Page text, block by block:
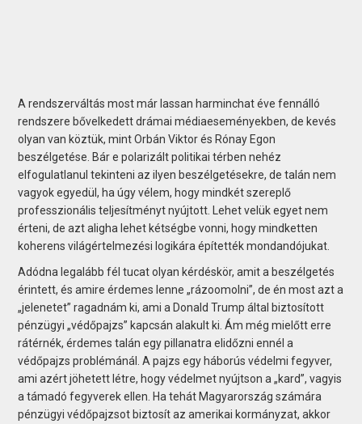
A rendszerváltás most már lassan harminchat éve fennálló
rendszere bővelkedett drámai médiaeseményekben, de kevés
olyan van köztük, mint Orbán Viktor és Rónay Egon
beszélgetése. Bár e polarizált politikai térben nehéz
elfogulatlanul tekinteni az ilyen beszélgetésekre, de talán nem
vagyok egyedül, ha úgy vélem, hogy mindkét szereplő
professzionális teljesítményt nyújtott. Lehet velük egyet nem
érteni, de azt aligha lehet kétségbe vonni, hogy mindketten
koherens világértelmezési logikára építették mondandójukat.
Adódna legalább fél tucat olyan kérdéskör, amit a beszélgetés
érintett, és amire érdemes lenne „rázoomolni”, de én most azt a
„jelenetet” ragadnám ki, ami a Donald Trump által biztosított
pénzügyi „védőpajzs” kapcsán alakult ki. Ám még mielőtt erre
rátérnék, érdemes talán egy pillanatra elidőzni ennél a
védőpajzs problémánál. A pajzs egy háborús védelmi fegyver,
ami azért jöhetett létre, hogy védelmet nyújtson a „kard”, vagyis
a támadó fegyverek ellen. Ha tehát Magyarország számára
pénzügyi védőpajzsot biztosít az amerikai kormányzat, akkor